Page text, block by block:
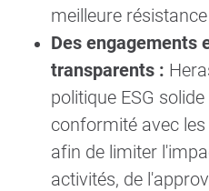
meilleure
Des engagements
transparents :
politique ESG
conformité avec
afin de limiter
activités, de